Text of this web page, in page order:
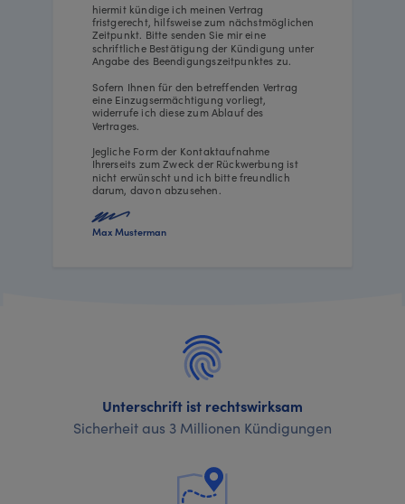
hiermit kündige ich meinen Vertrag
fristgerecht, hilfsweise zum nächstmöglichen
Zeitpunkt. Bitte senden Sie mir eine
schriftliche Bestätigung der Kündigung unter
Angabe des Beendigungszeitpunktes zu.
Sofern Ihnen für den betreffenden Vertrag
eine Einzugsermächtigung vorliegt,
widerrufe ich diese zum Ablauf des
Vertrages.
Jegliche Form der Kontaktaufnahme
Ihrerseits zum Zweck der Rückwerbung ist
nicht erwünscht und ich bitte freundlich
darum, davon abzusehen.
Max Musterman
Unterschrift ist rechtswirksam
Sicherheit aus 3 Millionen Kündigungen